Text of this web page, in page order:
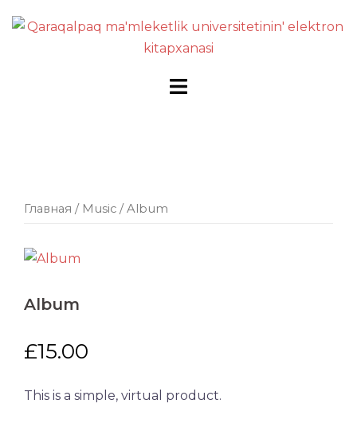
Главная / Music / Album
Album
£15.00
This is a simple, virtual product.